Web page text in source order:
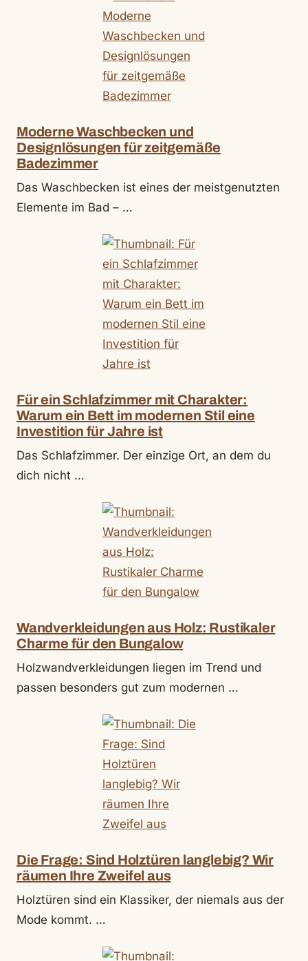
Moderne Waschbecken und
Designlösungen für zeitgemäße
Badezimmer
Das Waschbecken ist eines der meistgenutzten
Elemente im Bad – …
Für ein Schlafzimmer mit Charakter:
Warum ein Bett im modernen Stil eine
Investition für Jahre ist
Das Schlafzimmer. Der einzige Ort, an dem du
dich nicht …
Wandverkleidungen aus Holz: Rustikaler
Charme für den Bungalow
Holzwandverkleidungen liegen im Trend und
passen besonders gut zum modernen …
Die Frage: Sind Holztüren langlebig? Wir
räumen Ihre Zweifel aus
Holztüren sind ein Klassiker, der niemals aus der
Mode kommt. …